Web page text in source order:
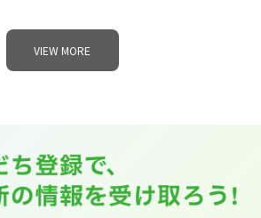
VIEW MORE